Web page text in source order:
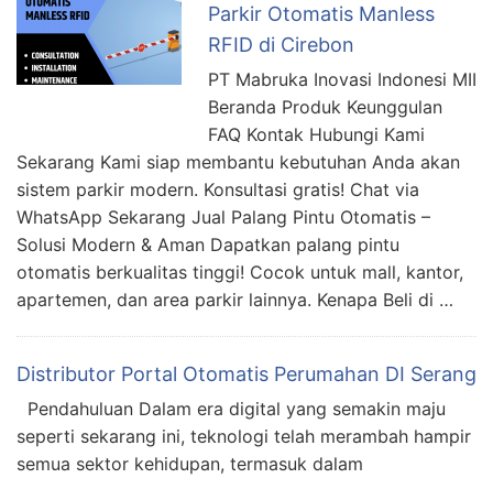
Parkir Otomatis Manless
RFID di Cirebon
PT Mabruka Inovasi Indonesi MII
Beranda Produk Keunggulan
FAQ Kontak Hubungi Kami
Sekarang Kami siap membantu kebutuhan Anda akan
sistem parkir modern. Konsultasi gratis! Chat via
WhatsApp Sekarang Jual Palang Pintu Otomatis –
Solusi Modern & Aman Dapatkan palang pintu
otomatis berkualitas tinggi! Cocok untuk mall, kantor,
apartemen, dan area parkir lainnya. Kenapa Beli di …
Distributor Portal Otomatis Perumahan DI Serang
Pendahuluan Dalam era digital yang semakin maju
seperti sekarang ini, teknologi telah merambah hampir
semua sektor kehidupan, termasuk dalam